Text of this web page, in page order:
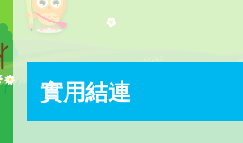
實用結連